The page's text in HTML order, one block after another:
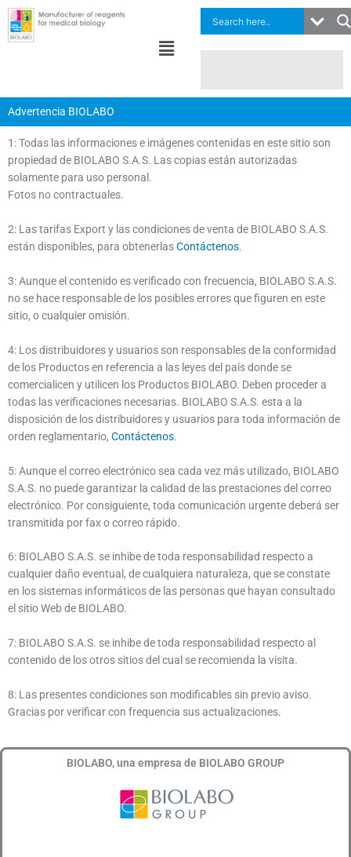
contenido
Menú
Advertencia BIOLABO
1: Todas las informaciones e imágenes contenidas en este sitio son
propiedad de BIOLABO S.A.S. Las copias están autorizadas
solamente para uso personal.
Fotos no contractuales.
2: Las tarifas Export y las condiciones de venta de BIOLABO S.A.S.
están disponibles, para obtenerlasContáctenos.
3: Aunque el contenido es verificado con frecuencia, BIOLABO S.A.S.
no se hace responsable de los posibles errores que figuren en este
sitio, o cualquier omisión.
4: Los distribuidores y usuarios son responsables de la conformidad
de los Productos en referencia a las leyes del país donde se
comercialicen y utilicen los Productos BIOLABO. Deben proceder a
todas las verificaciones necesarias. BIOLABO S.A.S. esta a la
disposición de los distribuidores y usuarios para toda información de
orden reglamentario, Contáctenos.
5: Aunque el correo electrónico sea cada vez más utilizado, BIOLABO
S.A.S. no puede garantizar la calidad de las prestaciones del correo
electrónico. Por consiguiente, toda comunicación urgente deberá ser
transmitida por fax o correo rápido.
6: BIOLABO S.A.S. se inhibe de toda responsabilidad respecto a
cualquier daño eventual, de cualquiera naturaleza, que se constate
en los sistemas informáticos de las personas que hayan consultado
el sitio Web de BIOLABO.
7: BIOLABO S.A.S. se inhibe de toda responsabilidad respecto al
contenido de los otros sitios del cual se recomienda la visita.
8: Las presentes condiciones son modificables sin previo aviso.
Gracias por verificar con frequencia sus actualizaciones.
BIOLABO, una empresa de BIOLABO GROUP